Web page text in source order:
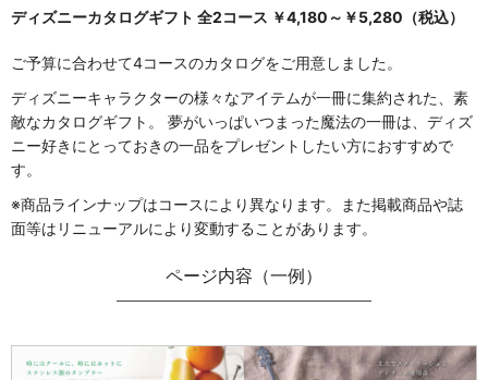
ディズニーカタログギフト 全2コース ￥4,180～￥5,280（税込）
ご予算に合わせて4コースのカタログをご用意しました。
ディズニーキャラクターの様々なアイテムが一冊に集約された、素
敵なカタログギフト。 夢がいっぱいつまった魔法の一冊は、ディズ
ニー好きにとっておきの一品をプレゼントしたい方におすすめで
す。
※商品ラインナップはコースにより異なります。また掲載商品や誌
面等はリニューアルにより変動することがあります。
ページ内容（一例）